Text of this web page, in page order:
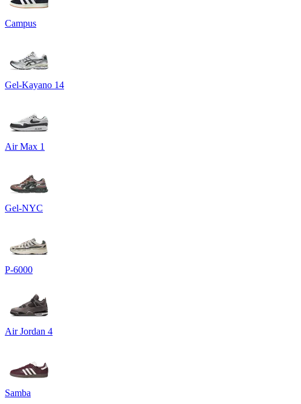
Campus
Gel-Kayano 14
Air Max 1
Gel-NYC
P-6000
Air Jordan 4
Samba